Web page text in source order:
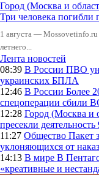
Город (Москва и
Три человека
1 августа —
летнего...
Лента новостей
08:39 В России ПВО
украинских БПЛА
12:46 В России Более
спецоперации сбили
12:28 Город (Москва и
пресекли
11:27 Общество Пакет
уклоняющихся от
14:13 В мире В
«креативные и